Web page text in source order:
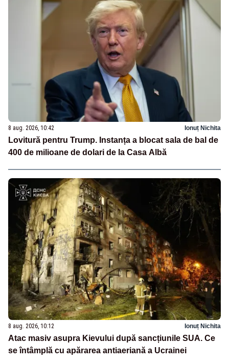
8 aug. 2026, 10:42 Ionuț Nichita
Lovitură pentru Trump. Instanța a blocat sala de bal de
400 de milioane de dolari de la Casa Albă
8 aug. 2026, 10:12 Ionuț Nichita
Atac masiv asupra Kievului după sancțiunile SUA. Ce
se întâmplă cu apărarea antiaeriană a Ucrainei